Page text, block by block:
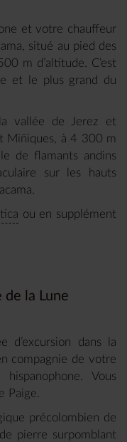
et votre chauffeur
situé au pied des
m d’altitude. C’est
et le plus grand du
vallée de Jerez et
Miñiques, à 4 300 m
de flamants andins
sur les hauts
ou en supplément
de la Lune
d’excursion dans la
compagnie de votre
Vous
Paige.
précolombien de
pierre surpomblant